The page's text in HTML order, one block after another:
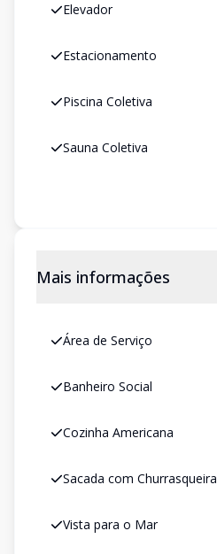
Elevador
Estacionamento
Piscina Coletiva
Sauna Coletiva
Mais informações
Área de Serviço
Banheiro Social
Cozinha Americana
Sacada com Churrasqueira
Vista para o Mar